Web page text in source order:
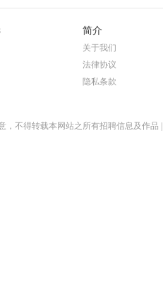
简介
关于我们
法律协议
隐私条款
，不得转载本网站之所有招聘信息及作品